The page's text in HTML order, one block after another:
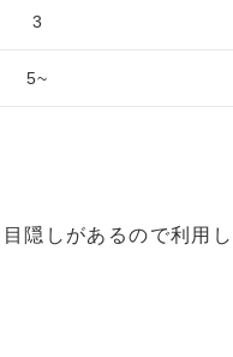
3
5~
隠しがあるので利用し